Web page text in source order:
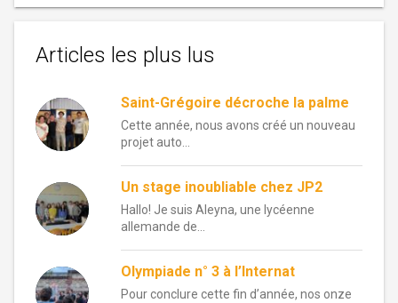
Articles les plus lus
Saint-Grégoire décroche la palme
Cette année, nous avons créé un nouveau
projet auto...
Un stage inoubliable chez JP2
Hallo! Je suis Aleyna, une lycéenne
allemande de...
Olympiade n° 3 à l’Internat
Pour conclure cette fin d’année, nos onze